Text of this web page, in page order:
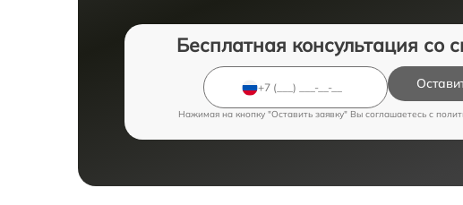
Бесплатная консультация со
Нажимая на кнопку "Оставить заявку" Вы соглашаетесь c